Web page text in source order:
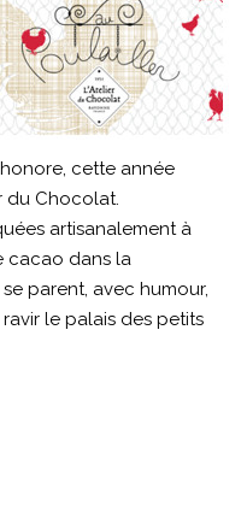
cette année
du Chocolat.
artisanalement à
cacao dans la
parent, avec humour,
le palais des petits